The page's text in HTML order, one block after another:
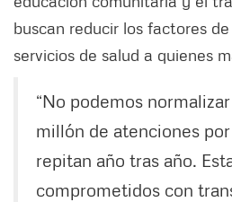
buscan reducir los factores
servicios de salud a quienes
“No podemos
millón de atenciones
repitan año tras año.
comprometidos con